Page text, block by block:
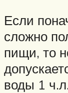
Если
сложно
пищи, то
воды 1